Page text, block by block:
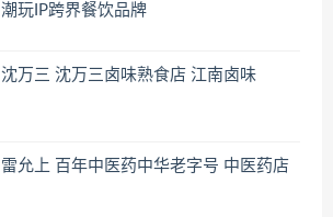
潮玩IP跨界餐饮品牌
沈万三 沈万三卤味熟食店 江南卤味
雷允上 百年中医药中华老字号 中医药店